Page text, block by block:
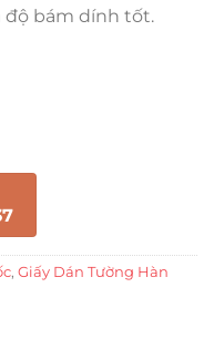
độ bám dính tốt.
, Giấy Dán Tường Hàn